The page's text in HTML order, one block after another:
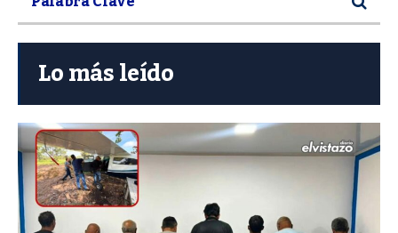
Lo más leído